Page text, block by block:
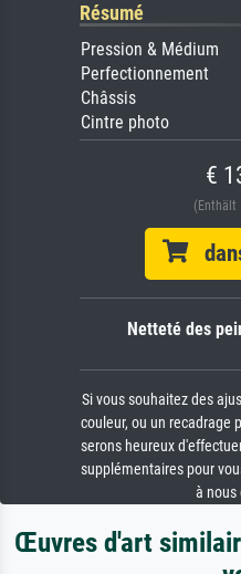
Résumé
Pression & Médium
Perfectionnement
Châssis
Cintre photo
€
(Enthält
Netteté des
Si vous souhaitez des
couleur, ou un recadrage
serons heureux
supplémentaires pour
à nous
Œuvres d'art